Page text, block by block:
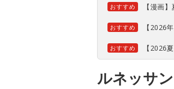
おすすめ 【漫画
おすすめ 【2026
おすすめ 【2026
ルネッサ